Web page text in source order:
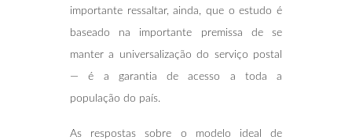
importante ressaltar, ainda, que o estudo é
baseado na importante premissa de se
manter a universalização do serviço postal
— é a garantia de acesso a toda a
população do país.
As respostas sobre o modelo ideal de